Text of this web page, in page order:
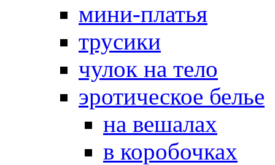
мини-платья
трусики
чулок на тело
эротическое белье
на вешалах
в коробочках